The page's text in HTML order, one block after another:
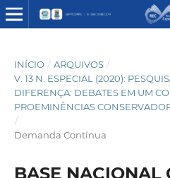
INÍCIO / ARQUIVOS /
V. 13 N. ESPECIAL (2020):
DIFERENÇA: DEBATES EM UM
PROEMINÊNCIAS
/
Demanda Contínua
BASE NACIONAL